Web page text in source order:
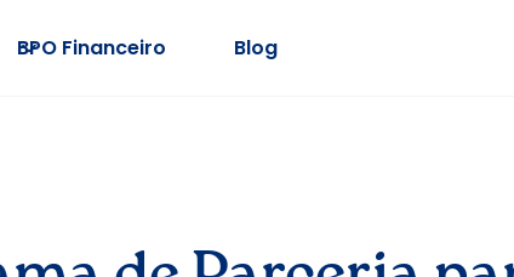
BPO Financeiro Blog